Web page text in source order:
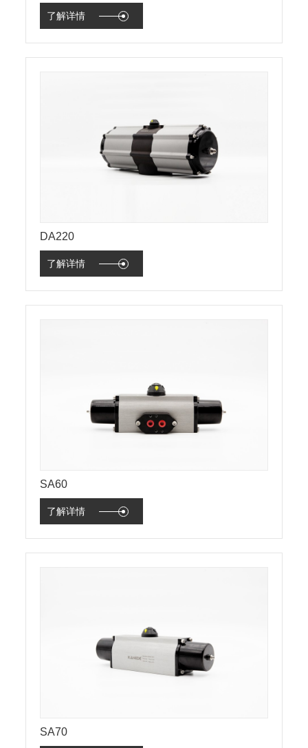
了解详情
DA220
了解详情
SA60
了解详情
SA70